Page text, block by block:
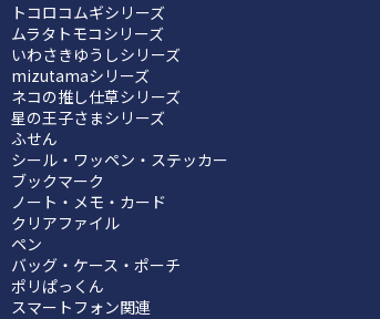
トコロコムギシリーズ
ムラタトモコシリーズ
いわさきゆうしシリーズ
mizutamaシリーズ
ネコの推し仕草シリーズ
星の王子さまシリーズ
ふせん
シール・ワッペン・ステッカー
ブックマーク
ノート・メモ・カード
クリアファイル
ペン
バッグ・ケース・ポーチ
ポリぱっくん
スマートフォン関連